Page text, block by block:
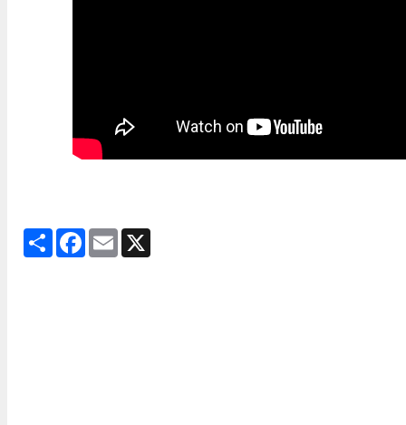
Share Facebook
Email